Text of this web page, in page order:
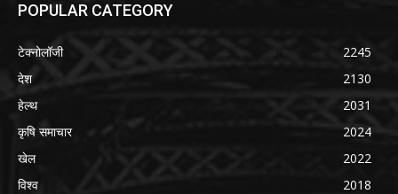
POPULAR CATEGORY
टेक्नोलॉजी
2245
देश
2130
हेल्थ
2031
कृषि समाचार
2024
खेल
2022
विश्व
2018